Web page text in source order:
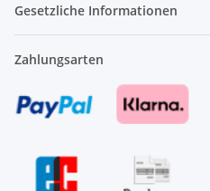
Gesetzliche Informationen
Zahlungsarten